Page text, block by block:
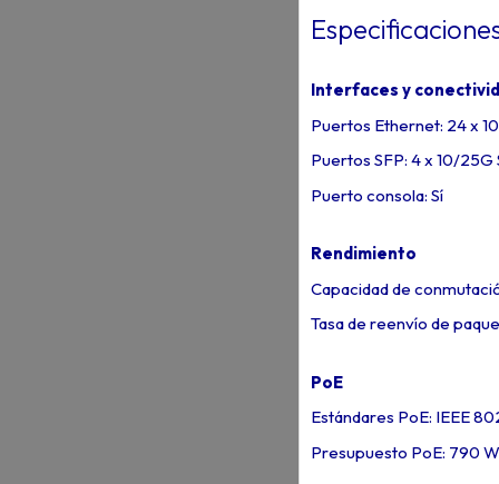
Interfaces y
Puertos Ethernet: 24 x
Puertos SFP: 4 x 10/25G
Puerto consola: Sí
Rendimiento
Capacidad de
Tasa de reenvío de
PoE
Estándares PoE: IEEE
Presupuesto PoE: 790 W